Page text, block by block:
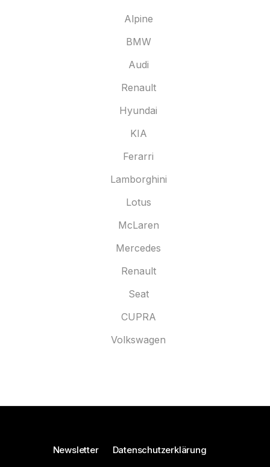
Alpine
BMW
Audi
Renault
Hyundai
KIA
Ferarri
Lamborghini
Lotus
McLaren
Mercedes
Renault
Seat
CUPRA
Volkswagen
Newsletter
Datenschutzerklärung